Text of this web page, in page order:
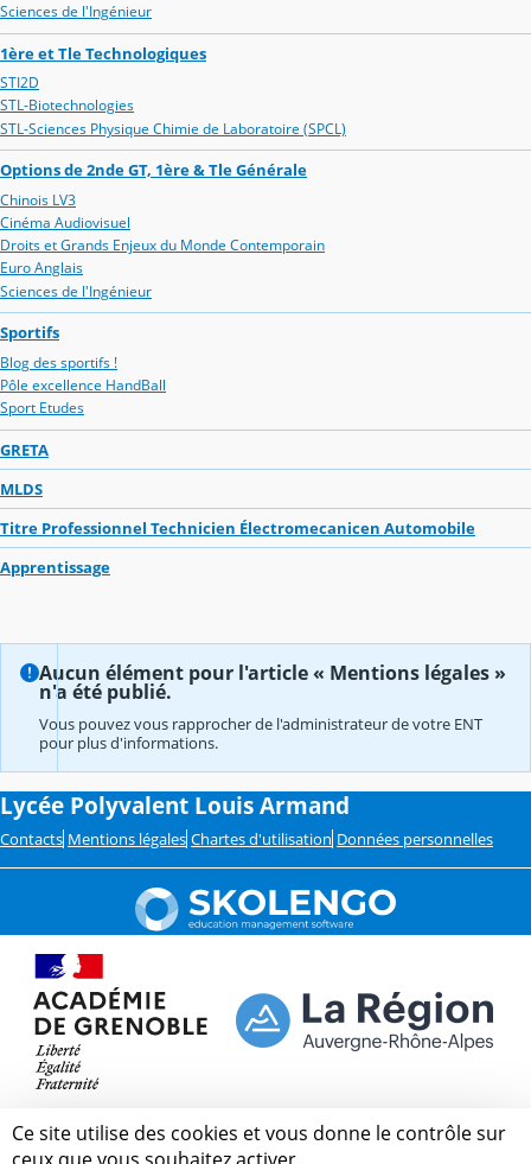
Sciences de l'Ingénieur
1ère et Tle Technologiques
STI2D
STL-Biotechnologies
STL-Sciences Physique Chimie de Laboratoire (SPCL)
Options de 2nde GT, 1ère & Tle Générale
Chinois LV3
Cinéma Audiovisuel
Droits et Grands Enjeux du Monde Contemporain
Euro Anglais
Sciences de l'Ingénieur
Sportifs
Blog des sportifs !
Pôle excellence HandBall
Sport Etudes
GRETA
MLDS
Titre Professionnel Technicien Électromecanicen Automobile
Apprentissage
Aucun élément pour l'article « Mentions légales »
n'a été publié.
Vous pouvez vous rapprocher de l'administrateur de votre ENT
pour plus d'informations.
Lycée Polyvalent Louis Armand
Contacts Mentions légales Chartes d'utilisation Données personnelles
Ce site utilise des cookies et vous donne le contrôle sur